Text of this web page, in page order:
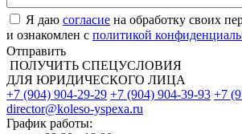
Я даю согласие на обработку своих
и ознакомлен с политикой
Отправить
ПОЛУЧИТЬ СПЕЦУСЛОВИЯ
ДЛЯ ЮРИДИЧЕСКОГО ЛИЦА
+7 (904) 904-29-29 +7 (904) 904-39-93 +7
director@koleso-yspexa.ru
График работы: